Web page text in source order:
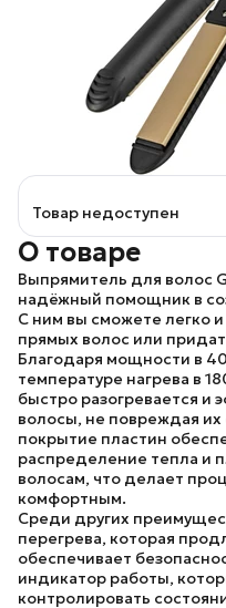
Товар недоступен
О товаре
Выпрямитель для волос
надёжный помощник в
С ним вы сможете легко
прямых волос или
Благодаря мощности в
температуре нагрева в
быстро разогревается и
волосы, не повреждая их
покрытие пластин
распределение тепла и
волосам, что делает
комфортным.
Среди других
перегрева, которая
обеспечивает
индикатор работы,
контролировать